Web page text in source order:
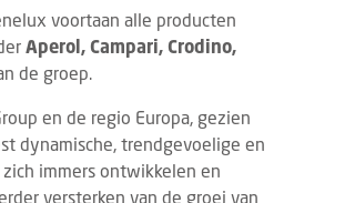
voortaan alle producten
Aperol, Campari, Crodino,
de groep.
en de regio Europa, gezien
dynamische, trendgevoelige en
immers ontwikkelen en
versterken van de groei van